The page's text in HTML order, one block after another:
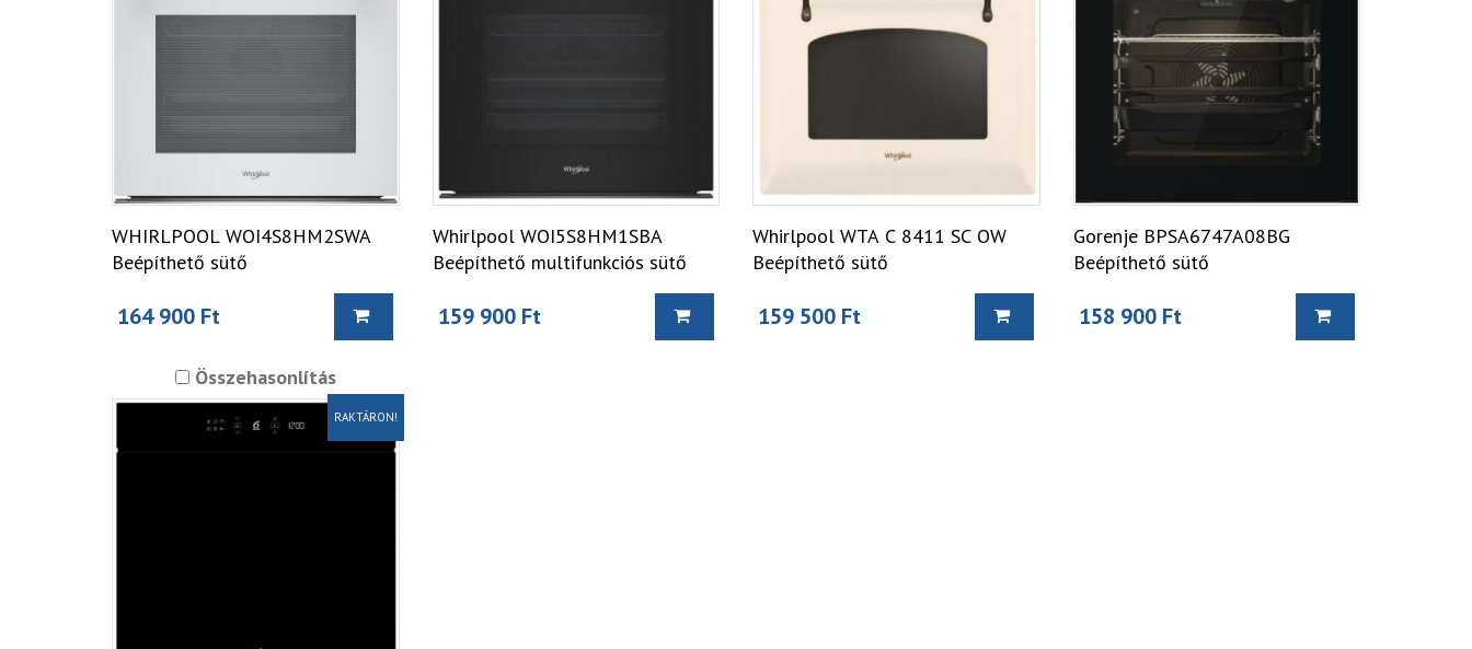
WHIRLPOOL WOI4S8HM2SWA
Beépíthető sütő
164 900 Ft
Whirlpool WOI5S8HM1SBA
Beépíthető multifunkciós sütő
159 900 Ft
Whirlpool WTA C 8411 SC OW
Beépíthető sütő
159 500 Ft
Gorenje BPSA6747A08BG
Beépíthető sütő
158 900 Ft
Összehasonlítás
RAKTÁRON!